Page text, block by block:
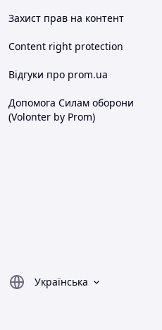
Захист прав на контент
Content right protection
Відгуки про prom.ua
Допомога Силам оборони
(Volonter by Prom)
Українська